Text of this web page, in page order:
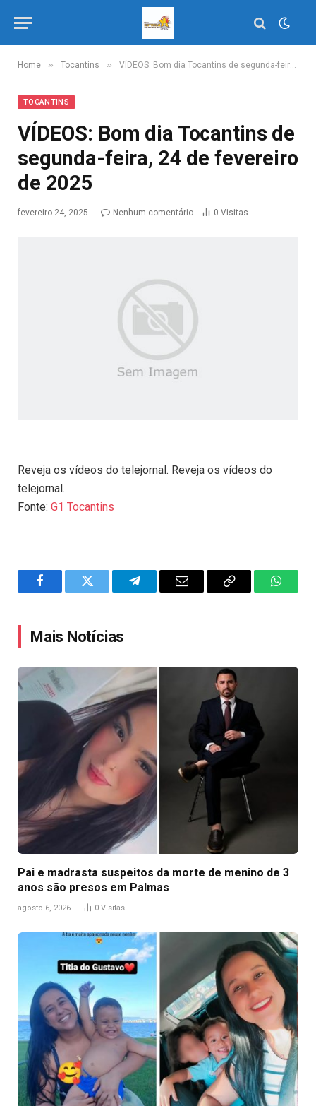
Home » Tocantins » VÍDEOS: Bom dia Tocantins de segunda-feira, 24 de fevereiro de 2025
TOCANTINS
VÍDEOS: Bom dia Tocantins de
segunda-feira, 24 de fevereiro
de 2025
fevereiro 24, 2025 Nenhum comentário 0 Visitas
Reveja os vídeos do telejornal. Reveja os vídeos do
telejornal.
Fonte: G1 Tocantins
FacebookTwitter TelegramEmail
Copy
Mais Notícias
Pai e madrasta suspeitos da morte de menino de 3
anos são presos em Palmas
agosto 6, 2026 0 Visitas